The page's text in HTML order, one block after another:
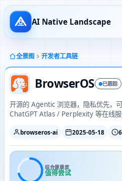
AI Native Landscape
全景图 开发者工具链
BrowserOS 已跟踪
开源的 Agentic 浏览器，隐私优先，
ChatGPT Atlas / Perplexity 等在线服
browseros-ai 2025-05-18
综合健康度
值得尝试